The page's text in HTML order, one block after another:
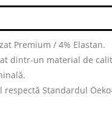
Premium / 4% Elastan.
dintr-un material de
Standardul